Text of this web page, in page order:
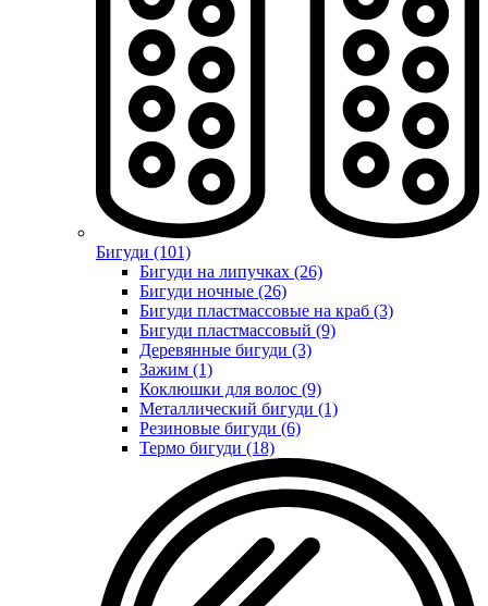
Бигуди (101)
Бигуди на липучках (26)
Бигуди ночные (26)
Бигуди пластмассовые на краб (3)
Бигуди пластмассовый (9)
Деревянные бигуди (3)
Зажим (1)
Коклюшки для волос (9)
Металлический бигуди (1)
Резиновые бигуди (6)
Термо бигуди (18)